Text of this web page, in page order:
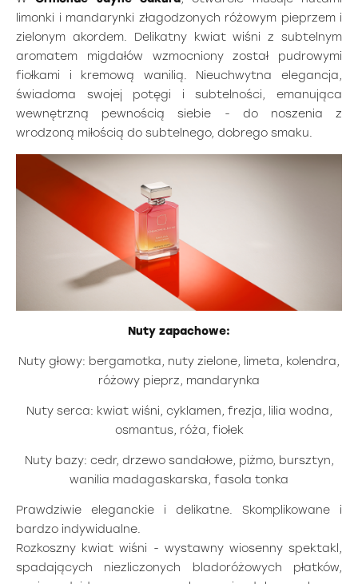
limonki i mandarynki złagodzonych różowym pieprzem i
zielonym akordem. Delikatny kwiat wiśni z subtelnym
aromatem migdałów wzmocniony został pudrowymi
fiołkami i kremową wanilią. Nieuchwytna elegancja,
świadoma swojej potęgi i subtelności, emanująca
wewnętrzną pewnością siebie - do noszenia z
wrodzoną miłością do subtelnego, dobrego smaku.
Nuty zapachowe:
Nuty głowy: bergamotka, nuty zielone, limeta, kolendra,
różowy pieprz, mandarynka
Nuty serca: kwiat wiśni, cyklamen, frezja, lilia wodna,
osmantus, róża, fiołek
Nuty bazy: cedr, drzewo sandałowe, piżmo, bursztyn,
wanilia madagaskarska, fasola tonka
Prawdziwie eleganckie i delikatne. Skomplikowane i
bardzo indywidualne.
Rozkoszny kwiat wiśni - wystawny wiosenny spektakl,
spadających niezliczonych bladoróżowych płatków,